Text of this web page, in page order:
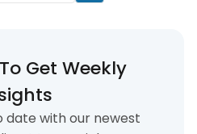
Get Weekly
date with our newest